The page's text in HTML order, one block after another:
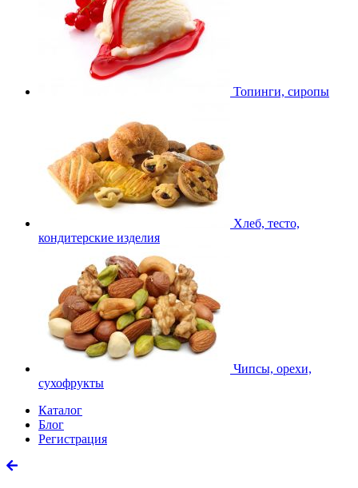
Топинги, сиропы
Хлеб, тесто,
кондитерские изделия
Чипсы, орехи,
сухофрукты
Каталог
Блог
Регистрация